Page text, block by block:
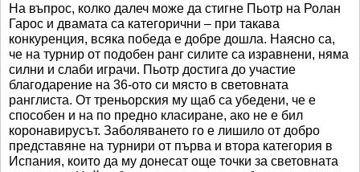
На въпрос, колко далеч може да стигне Пьотр на Ролан
Гарос и двамата са категорични – при такава
конкуренция, всяка победа е добре дошла. Наясно са,
че на турнир от подобен ранг силите са изравнени, няма
силни и слаби играчи. Пьотр достига до участие
благодарение на 36-ото си място в световната
ранглиста. От треньорския му щаб са убедени, че е
способен и на по предно класиране, ако не е бил
коронавирусът. Заболяването го е лишило от добро
представяне на турнири от първа и втора категория в
Испания, които да му донесат още точки за световната